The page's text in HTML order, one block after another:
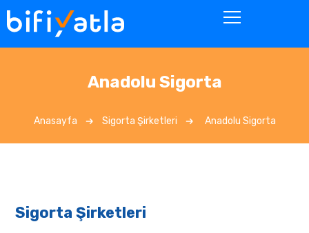
Anadolu Sigorta
Anasayfa Sigorta Şirketleri Anadolu Sigorta
Sigorta Şirketleri